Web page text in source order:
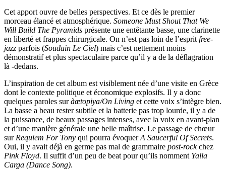
Cet apport ouvre de belles perspectives. Et ce dès le premier
morceau élancé et atmosphérique. Someone Must Shout That We
Will Build The Pyramids présente une entêtante basse, une clarinette
en liberté et frappes chirurgicale. On n’est pas loin de l’esprit free-
jazz parfois (Soudain Le Ciel) mais c’est nettement moins
démonstratif et plus spectaculaire parce qu’il y a de la déflagration
là -dedans.
L’inspiration de cet album est visiblement née d’une visite en Grèce
dont le contexte politique et économique explosifs. Il y a donc
quelques paroles suràœtopiya/On Living et cette voix s’intègre bien.
La basse a beau rester subtile et la batterie pas trop lourde, il y a de
la puissance, de beaux passages intenses, avec la voix en avant-plan
et d’une manière générale une belle maîtrise. Le passage de chœur
sur Requiem For Tony qui pourra évoquerA Saucerful Of Secrets.
Oui, il y avait déjà en germe pas mal de grammaire post-rockchez
Pink Floyd. Il suffit d’un peu de beat pour qu’ils nomment Yalla
Carga (Dance Song).